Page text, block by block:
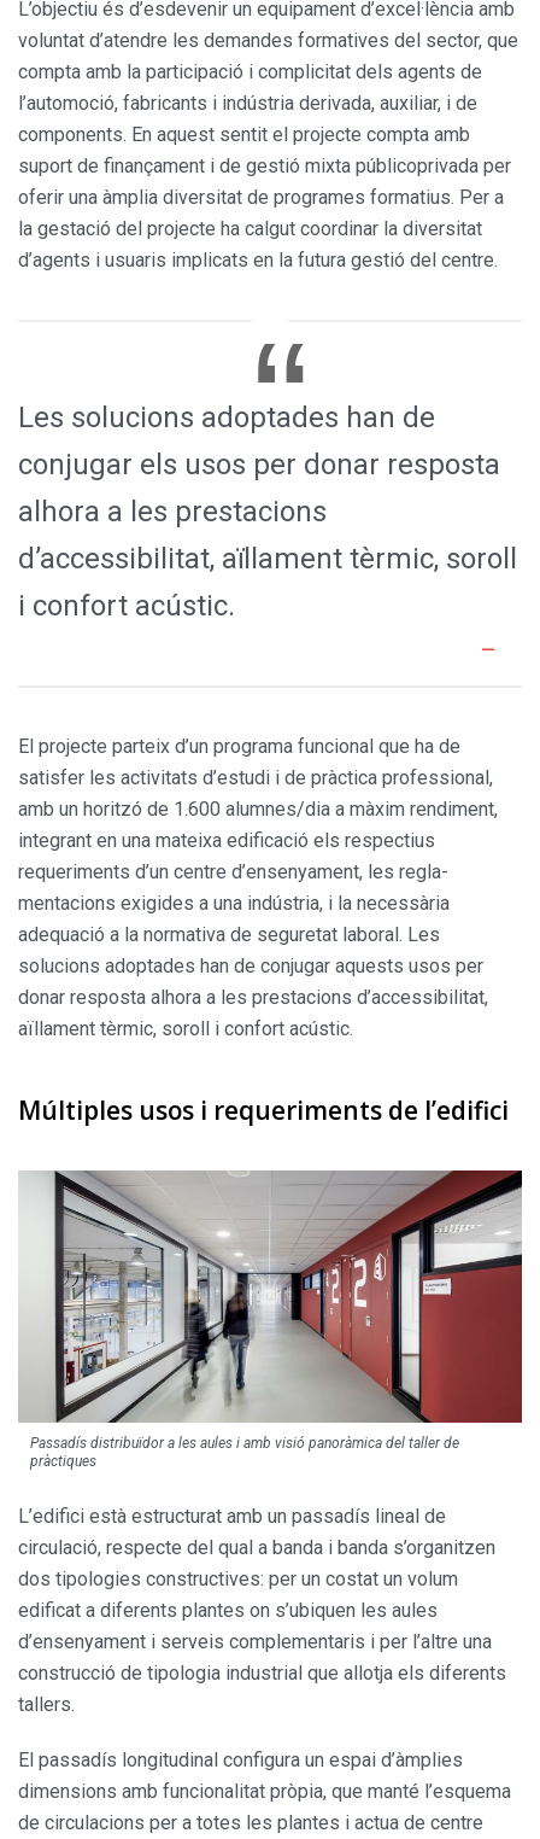
L’objectiu és d’esdevenir un equi­pament d’excel·lència amb
voluntat d’atendre les demandes formatives del sector, que
compta amb la parti­cipació i complicitat dels agents de
l’automoció, fabricants i indústria derivada, auxiliar, i de
components. En aquest sentit el projecte comp­ta amb
suport de finançament i de gestió mixta públicoprivada per
oferir una àmplia diversitat de pro­grames formatius. Per a
la gestació del projecte ha calgut coordinar la diversitat
d’agents i usuaris impli­cats en la futura gestió del centre.
Les solucions adoptades han de
conjugar els usos per donar resposta
alhora a les prestacions
d’accessibilitat, aïllament tèrmic, soroll
i confort acústic.
El projecte parteix d’un programa funcional que ha de
satisfer les activitats d’estudi i de pràctica pro­fessional,
amb un horitzó de 1.600 alumnes/dia a màxim rendiment,
integrant en una mateixa edificació els respectius
requeriments d’un centre d’ensenyament, les regla­
mentacions exigides a una indús­tria, i la necessària
adequació a la normativa de seguretat laboral. Les
solucions adoptades han de con­jugar aquests usos per
donar res­posta alhora a les prestacions d’ac­cessibilitat,
aïllament tèrmic, soroll i confort acústic.
Múltiples usos i requeriments de l’edifici
Passadís distribuïdor a les aules i amb visió panoràmica del taller de
pràctiques
L’edifici està estructurat amb un passadís lineal de
circulació, res­pecte del qual a banda i banda s’or­ganitzen
dos tipologies constructi­ves: per un costat un volum
edificat a diferents plantes on s’ubiquen les aules
d’ensenyament i serveis com­plementaris i per l’altre una
cons­trucció de tipologia industrial que allotja els diferents
tallers.
El passadís longitudinal configura un espai d’àmplies
dimensions amb funcionalitat pròpia, que manté l’es­quema
de circulacions per a totes les plantes i actua de centre